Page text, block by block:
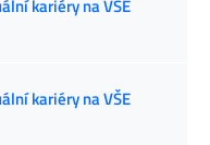
kariéry na VŠE
kariéry na VŠE